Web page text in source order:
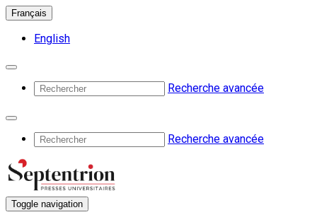
Français
English
Recherche avancée
Recherche avancée
Toggle navigation